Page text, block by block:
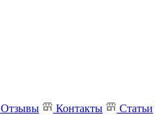
Отзывы Контакты Статьи